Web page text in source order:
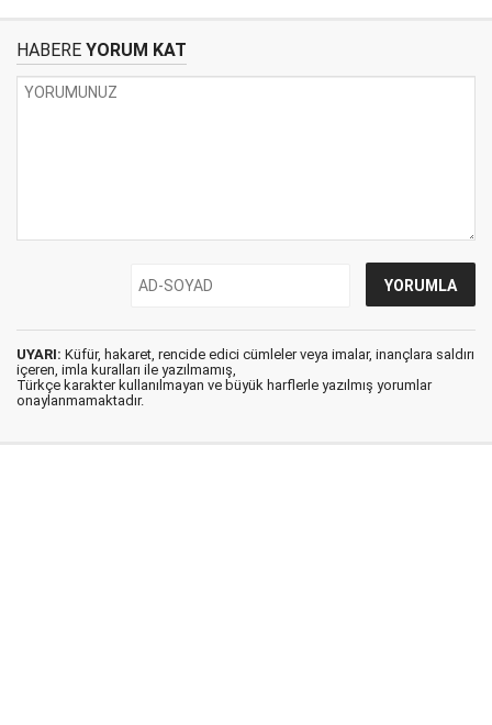
HABERE YORUM KAT
UYARI: Küfür, hakaret, rencide edici cümleler veya imalar, inançlara saldırı
içeren, imla kuralları ile yazılmamış,
Türkçe karakter kullanılmayan ve büyük harflerle yazılmış yorumlar
onaylanmamaktadır.